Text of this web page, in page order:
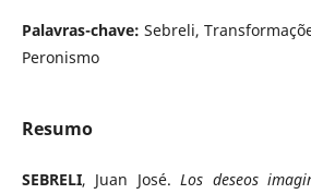
Palavras-chave: Sebreli,
Peronismo
Resumo
SEBRELI, Juan José.Los deseos